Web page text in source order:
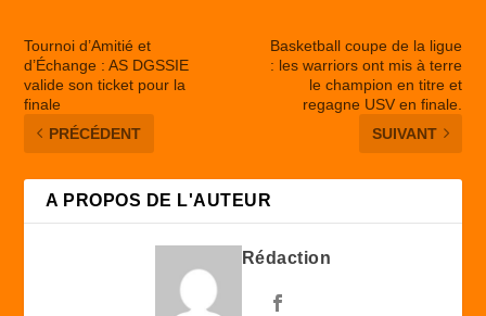
Tournoi d’Amitié et
d’Échange : AS DGSSIE
valide son ticket pour la
finale
PRÉCÉDENT
Basketball coupe de la ligue
: les warriors ont mis à terre
le champion en titre et
regagne USV en finale.
SUIVANT
A PROPOS DE L'AUTEUR
Rédaction